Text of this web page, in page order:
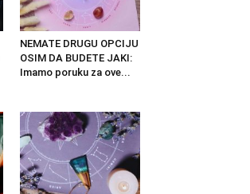
NEMATE DRUGU OPCIJU
OSIM DA BUDETE JAKI:
Imamo poruku za ove...